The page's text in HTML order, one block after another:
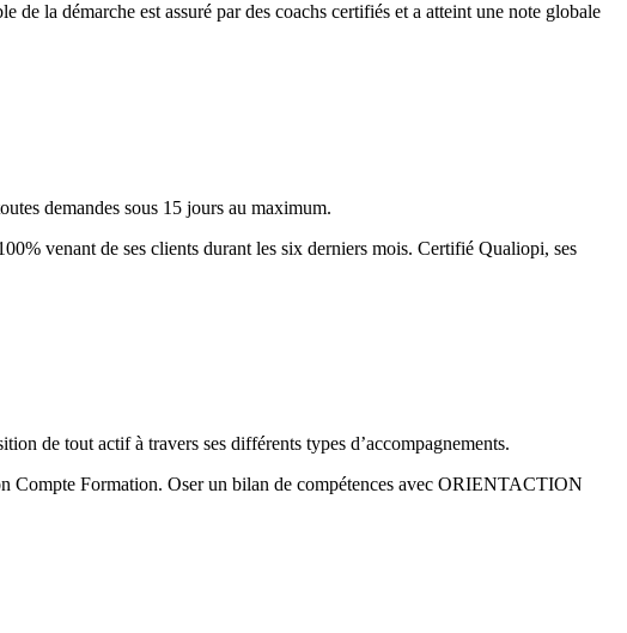
la démarche est assuré par des coachs certifiés et a atteint une note globale
demandes sous 15 jours au maximum.
venant de ses clients durant les six derniers mois. Certifié Qualiopi, ses
de tout actif à travers ses différents types d’accompagnements.
Compte Formation. Oser un bilan de compétences avec ORIENTACTION